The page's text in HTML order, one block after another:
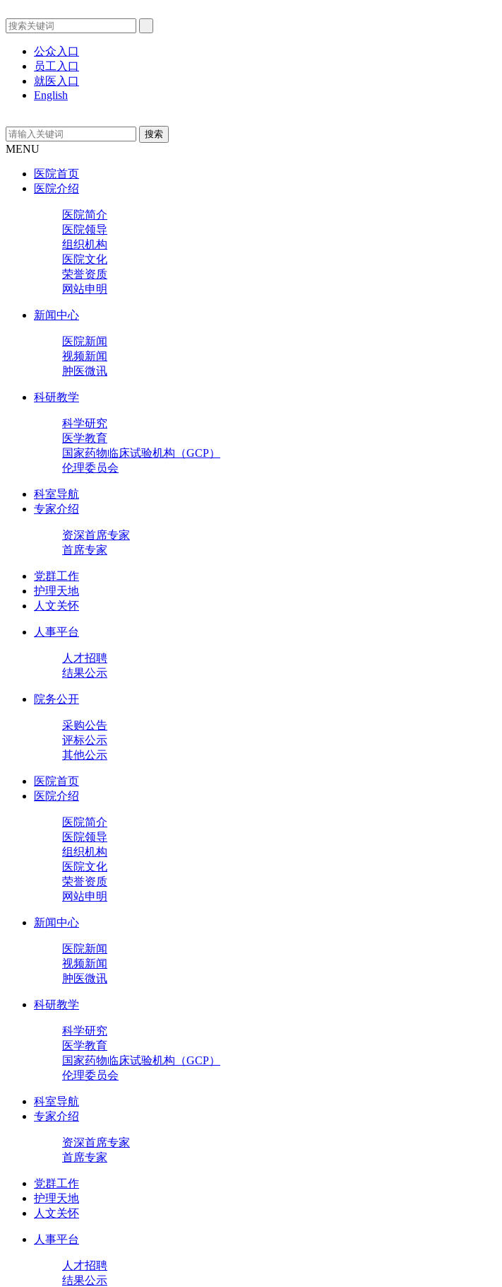
公众入口
员工入口
就医入口
English
MENU
医院首页
医院介绍
医院简介
医院领导
组织机构
医院文化
荣誉资质
网站申明
新闻中心
医院新闻
视频新闻
肿医微讯
科研教学
科学研究
医学教育
国家药物临床试验机构（GCP）
伦理委员会
科室导航
专家介绍
资深首席专家
首席专家
党群工作
护理天地
人文关怀
人事平台
人才招聘
结果公示
院务公开
采购公告
评标公示
其他公示
医院首页
医院介绍
医院简介
医院领导
组织机构
医院文化
荣誉资质
网站申明
新闻中心
医院新闻
视频新闻
肿医微讯
科研教学
科学研究
医学教育
国家药物临床试验机构（GCP）
伦理委员会
科室导航
专家介绍
资深首席专家
首席专家
党群工作
护理天地
人文关怀
人事平台
人才招聘
结果公示